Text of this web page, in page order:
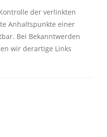
der verlinkten
Anhaltspunkte einer
Bei Bekanntwerden
wir derartige Links